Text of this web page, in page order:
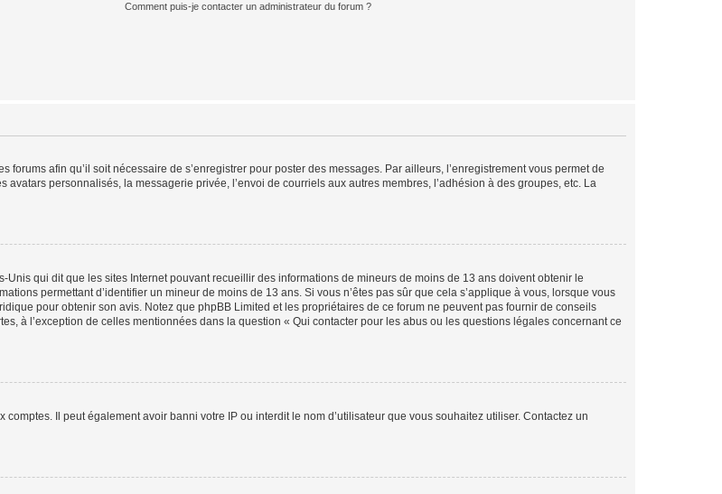
Comment puis-je contacter un administrateur du forum ?
afin qu’il soit nécessaire de s’enregistrer pour poster des messages. Par ailleurs, l’enregistrement vous permet de
personnalisés, la messagerie privée, l’envoi de courriels aux autres membres, l’adhésion à des groupes, etc. La
Unis qui dit que les sites Internet pouvant recueillir des informations de mineurs de moins de 13 ans doivent obtenir le
permettant d’identifier un mineur de moins de 13 ans. Si vous n’êtes pas sûr que cela s’applique à vous, lorsque vous
pour obtenir son avis. Notez que phpBB Limited et les propriétaires de ce forum ne peuvent pas fournir de conseils
à l’exception de celles mentionnées dans la question « Qui contacter pour les abus ou les questions légales concernant ce
Il peut également avoir banni votre IP ou interdit le nom d’utilisateur que vous souhaitez utiliser. Contactez un